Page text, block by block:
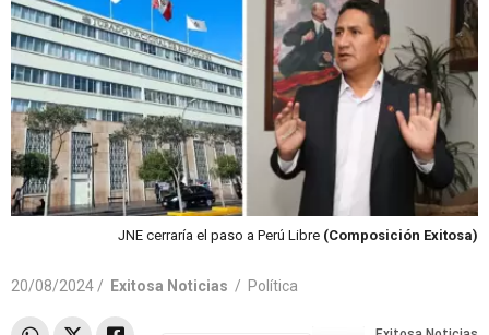
JNE cerraría el paso a Perú Libre (Composición Exitosa)
20/08/2024 / Exitosa Noticias / Política